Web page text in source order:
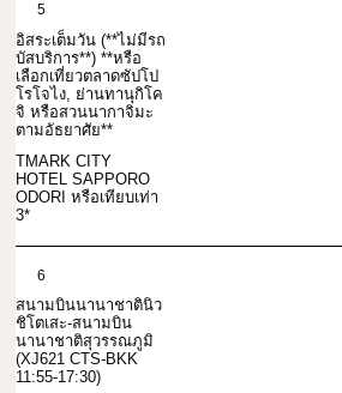
5
อิสระเต็มวัน (**ไม่มีรถ
บัสบริการ**) **หรือ
เลือกเที่ยวตลาดซัปโป
โรโจไง, ย่านทานุกิโค
จิ หรือสวนนากาจิมะ
ตามอัธยาศัย**
TMARK CITY
HOTEL SAPPORO
ODORI หรือเทียบเท่า
3*
6
สนามบินนานาชาตินิว
ชิโตเสะ-สนามบิน
นานาชาติสุวรรณภูมิ
(XJ621 CTS-BKK
11:55-17:30)